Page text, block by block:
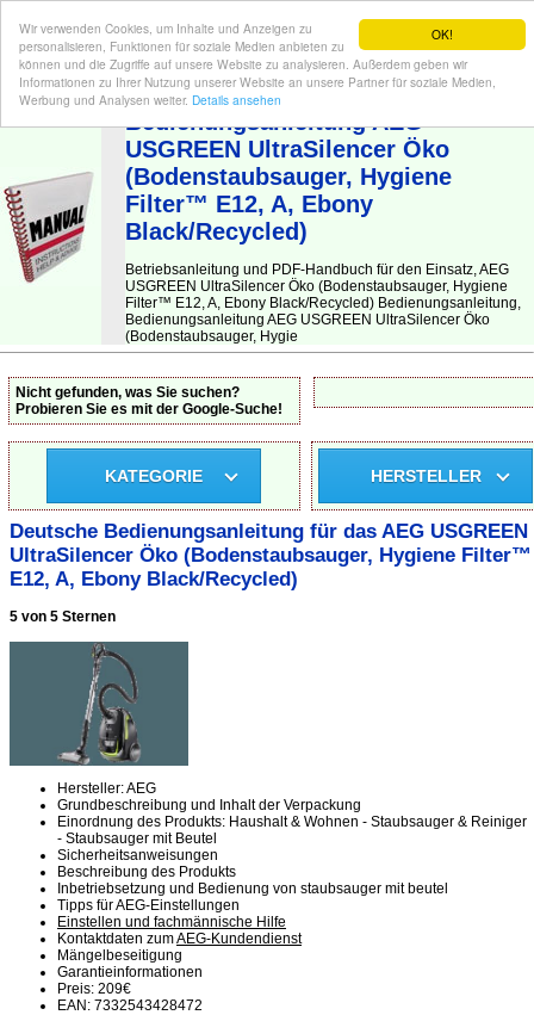
OK!
Wir verwenden Cookies, um Inhalte und Anzeigen zu
personalisieren, Funktionen für soziale Medien anbieten zu
können und die Zugriffe auf unsere Website zu analysieren. Außerdem geben wir
Informationen zu Ihrer Nutzung unserer Website an unsere Partner für soziale Medien,
Werbung und Analysen weiter. Details ansehen
BEDIENUNGSANLEITUNG| Hier finden Sie die deutsche Anleitung!
Bedienungsanleitung AEG
USGREEN UltraSilencer Öko
(Bodenstaubsauger, Hygiene
Filter™ E12, A, Ebony
Black/Recycled)
Betriebsanleitung und PDF-Handbuch für den Einsatz, AEG
USGREEN UltraSilencer Öko (Bodenstaubsauger, Hygiene
Filter™ E12, A, Ebony Black/Recycled) Bedienungsanleitung,
Bedienungsanleitung AEG USGREEN UltraSilencer Öko
(Bodenstaubsauger, Hygie
Nicht gefunden, was Sie suchen?
Probieren Sie es mit der Google-Suche!
KATEGORIE HERSTELLER
Deutsche Bedienungsanleitung für das AEG USGREEN
UltraSilencer Öko (Bodenstaubsauger, Hygiene Filter™
E12, A, Ebony Black/Recycled)
5 von 5 Sternen
Hersteller: AEG
Grundbeschreibung und Inhalt der Verpackung
Einordnung des Produkts: Haushalt & Wohnen - Staubsauger & Reiniger
- Staubsauger mit Beutel
Sicherheitsanweisungen
Beschreibung des Produkts
Inbetriebsetzung und Bedienung von staubsauger mit beutel
Tipps für AEG-Einstellungen
Einstellen und fachmännische Hilfe
Kontaktdaten zumAEG-Kundendienst
Mängelbeseitigung
Garantieinformationen
Preis: 209€
EAN: 7332543428472